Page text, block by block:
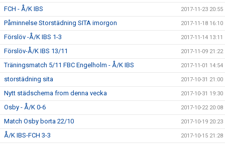
FCH - Å/K IBS 2017-11-23 20:55
Påminnelse Storstädning SITA imorgon 2017-11-18 16:10
Förslöv -Å/K IBS 1-3 2017-11-14 13:11
Förslöv-Å/K IBS 13/11 2017-11-09 21:22
Träningsmatch 5/11 FBC Engelholm - Å/K IBS 2017-11-01 14:54
storstädning sita 2017-10-31 21:00
Nytt städschema from denna vecka 2017-10-31 19:30
Osby - Å/K 0-6 2017-10-22 20:08
Match Osby borta 22/10 2017-10-19 20:23
Å/K IBS-FCH 3-3 2017-10-15 21:28